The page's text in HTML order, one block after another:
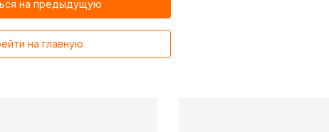
на предыдущую
на главную